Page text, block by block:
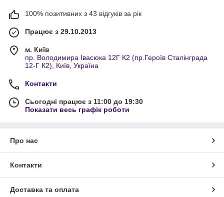
100% позитивних з 43 відгуків за рік
Працює з 29.10.2013
м. Київ
пр. Володимира Івасюка 12Г К2 (пр.Героїв Сталінграда
12-Г К2), Київ, Україна
Контакти
Сьогодні працює з 11:00 до 19:30
Показати весь графік роботи
Про нас
Контакти
Доставка та оплата